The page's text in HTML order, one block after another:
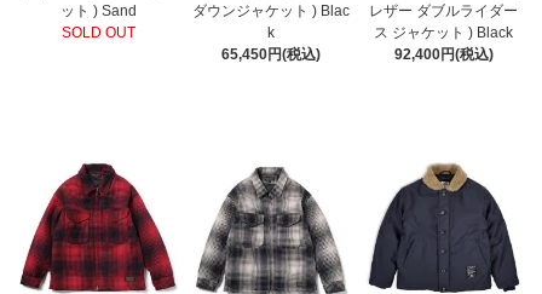
ット ) Sand
SOLD OUT
ダウンジャケット ) Blac
k
65,450円(税込)
レザー ダブルライダー
ス ジャケット ) Black
92,400円(税込)